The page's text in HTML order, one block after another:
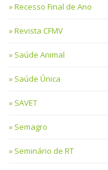
Recesso Final de Ano
Revista CFMV
Saúde Animal
Saúde Única
SAVET
Semagro
Seminário de RT